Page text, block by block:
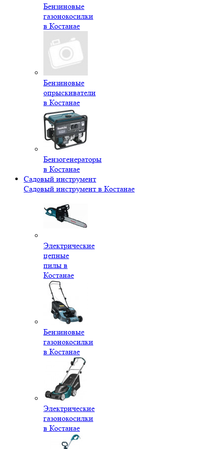
Бензиновые
газонокосилки
в Костанае
Бензиновые
опрыскиватели
в Костанае
Бензогенераторы
в Костанае
Садовый инструмент
Садовый инструмент в Костанае
Электрические
цепные
пилы в
Костанае
Бензиновые
газонокосилки
в Костанае
Электрические
газонокосилки
в Костанае